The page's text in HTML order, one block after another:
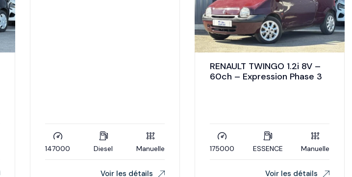
147000 Diesel Manuelle
Voir les détails
RENAULT TWINGO 1.2i 8V –
60ch – Expression Phase 3
175000 ESSENCE Manuelle
Voir les détails